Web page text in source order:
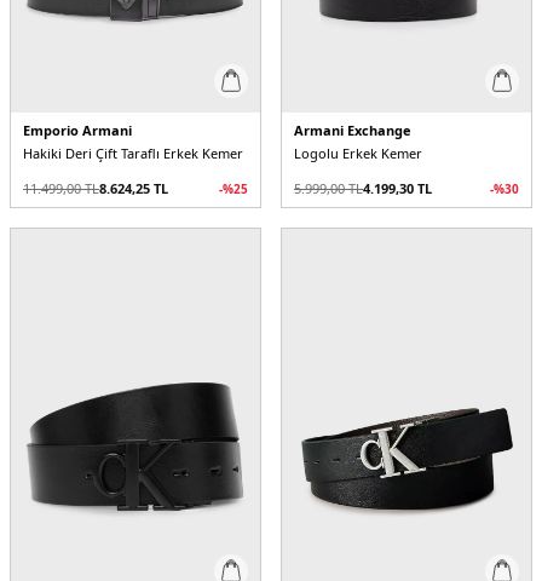
Emporio Armani
Hakiki Deri Çift Taraflı Erkek Kemer
11.499,00TL8.624,25 TL -%25
Armani Exchange
Logolu Erkek Kemer
5.999,00TL4.199,30 TL -%30